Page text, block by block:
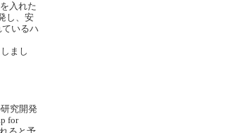
入れた
し、安
いるハ
まし
究開発
for